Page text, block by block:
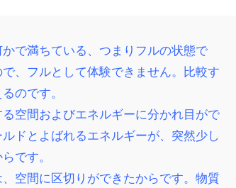
で満ちている、つまりフルの状態で
、フルとして体験できません。比較す
のです。
空間およびエネルギーに分かれ目がで
ドとよばれるエネルギーが、突然少し
です。
空間に区切りができたからです。物質